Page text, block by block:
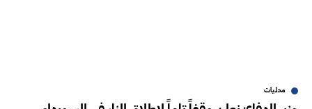
محليات